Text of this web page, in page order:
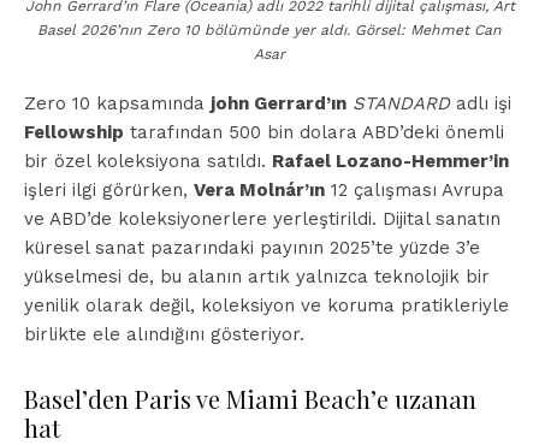
John Gerrard’ın Flare (Oceania) adlı 2022 tarihli dijital çalışması, Art
Basel 2026’nın Zero 10 bölümünde yer aldı. Görsel: Mehmet Can
Asar
Zero 10 kapsamında john Gerrard’ın STANDARDadlı işi
Fellowship tarafından 500 bin dolara ABD’deki önemli
bir özel koleksiyona satıldı. Rafael Lozano-Hemmer’in
işleri ilgi görürken, Vera Molnár’ın 12 çalışması Avrupa
ve ABD’de koleksiyonerlere yerleştirildi. Dijital sanatın
küresel sanat pazarındaki payının 2025’te yüzde 3’e
yükselmesi de, bu alanın artık yalnızca teknolojik bir
yenilik olarak değil, koleksiyon ve koruma pratikleriyle
birlikte ele alındığını gösteriyor.
Basel’den Paris ve Miami Beach’e uzanan
hat